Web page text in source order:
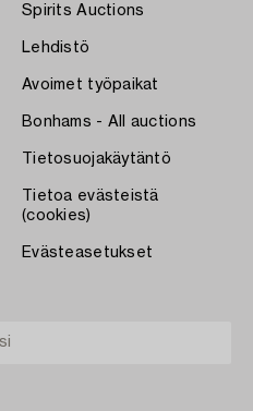
Spirits Auctions
Lehdistö
Avoimet työpaikat
Bonhams - All auctions
Tietosuojakäytäntö
Tietoa evästeistä
(cookies)
Evästeasetukset